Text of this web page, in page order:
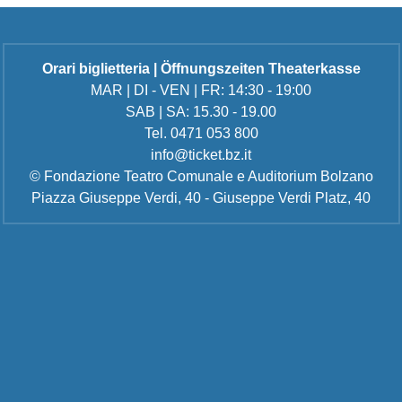
Orari biglietteria | Öffnungszeiten Theaterkasse
MAR | DI - VEN | FR: 14:30 - 19:00
SAB | SA: 15.30 - 19.00
Tel. 0471 053 800
info@ticket.bz.it
© Fondazione Teatro Comunale e Auditorium Bolzano
Piazza Giuseppe Verdi, 40 - Giuseppe Verdi Platz, 40